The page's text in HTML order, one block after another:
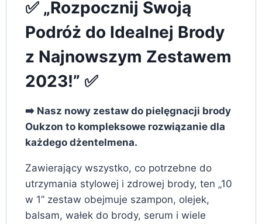
✅ „Rozpocznij Swoją
Podróż do Idealnej Brody
z Najnowszym Zestawem
2023!” ✅
➡️ Nasz nowy zestaw do pielęgnacji brody
Oukzon to kompleksowe rozwiązanie dla
każdego dżentelmena.
Zawierający wszystko, co potrzebne do
utrzymania stylowej i zdrowej brody, ten „10
w 1” zestaw obejmuje szampon, olejek,
balsam, wałek do brody, serum i wiele